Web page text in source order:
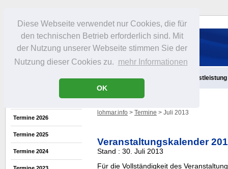
Diese Webseite verwendet nur Cookies, die für
den technischen Betrieb erforderlich sind. Mit
der Nutzung unserer Webseite stimmen Sie der
Nutzung dieser Cookies zu. mehr Informationen
OK
Infos Freizeit Gastronomie Dienstleistung
Termine 2026
Termine 2025
Termine 2024
lohmar.info > Termine > Juli 2013
Veranstaltungskalender
Stand : 30. Juli 2013
Für die Vollständigkeit des